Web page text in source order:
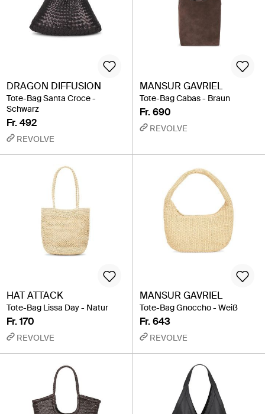
DRAGON DIFFUSION
Tote-Bag Santa Croce -
Schwarz
Fr. 492
REVOLVE
MANSUR GAVRIEL
Tote-Bag Cabas - Braun
Fr. 690
REVOLVE
HAT ATTACK
Tote-Bag Lissa Day - Natur
Fr. 170
REVOLVE
MANSUR GAVRIEL
Tote-Bag Gnoccho - Weiß
Fr. 643
REVOLVE